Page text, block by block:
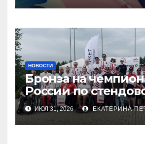
НОВОСТИ
Бронза на
России по
стрельбе
ИЮЛ 31, 2026 ЕКАТЕРИНА